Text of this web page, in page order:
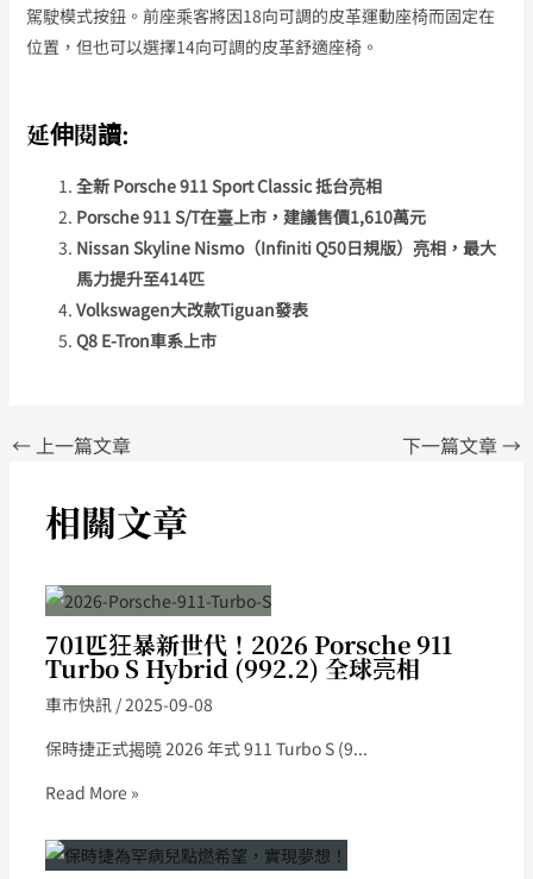
駕駛模式按鈕。前座乘客將因18向可調的皮革運動座椅而固定在
位置，但也可以選擇14向可調的皮革舒適座椅。
延伸閱讀:
全新 Porsche 911 Sport Classic 抵台亮相
Porsche 911 S/T在臺上市，建議售價1,610萬元
Nissan Skyline Nismo（Infiniti Q50日規版）亮相，最大
馬力提升至414匹
Volkswagen大改款Tiguan發表
Q8 E-Tron車系上市
←上一篇文章 下一篇文章→
相關文章
701匹狂暴新世代！2026 Porsche 911
Turbo S Hybrid (992.2) 全球亮相
車市快訊/ 2025-09-08
保時捷正式揭曉 2026 年式 911 Turbo S (9...
Read More »